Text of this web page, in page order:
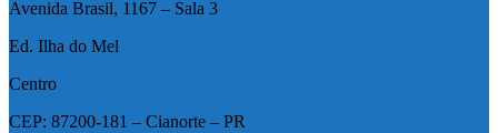
Avenida Brasil, 1167 – Sala 3
Ed. Ilha do Mel
Centro
CEP: 87200-181 – Cianorte – PR